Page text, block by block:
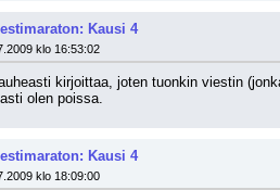
Kausi 4
klo 16:53:02
kirjoittaa, joten tuonkin viestin
olen poissa.
Kausi 4
klo 18:09:00